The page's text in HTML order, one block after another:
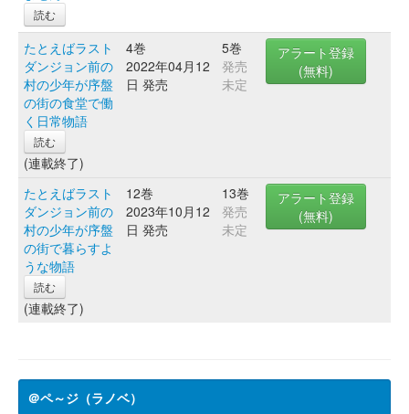
読む
たとえばラスト
ダンジョン前の
村の少年が序盤
の街の食堂で働
く日常物語
読む
(連載終了)
4巻
2022年04月12
日 発売
5巻
発売
未定
アラート登録
(無料)
たとえばラスト
ダンジョン前の
村の少年が序盤
の街で暮らすよ
うな物語
読む
(連載終了)
12巻
2023年10月12
日 発売
13巻
発売
未定
アラート登録
(無料)
＠ペ～ジ（ラノベ）